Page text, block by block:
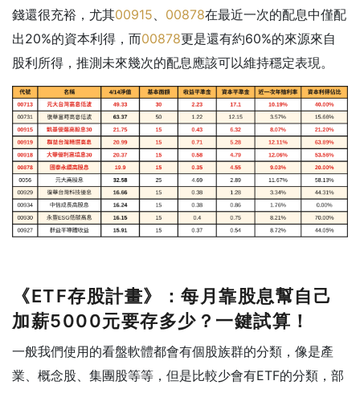
錢還很充裕，尤其00915、 00878在最近一次的配息中僅配
出20%的資本利得，而00878更是還有約60%的來源來自
股利所得，推測未來幾次的配息應該可以維持穩定表現。
《ETF存股計畫》：每月靠股息幫自己
加薪5000元要存多少？一鍵試算！
一般我們使用的看盤軟體都會有個股族群的分類，像是產
業、概念股、集團股等等，但是比較少會有ETF的分類，部